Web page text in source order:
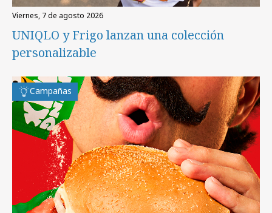
viernes, 7 de agosto 2026
UNIQLO y Frigo lanzan una colección
personalizable
Campañas